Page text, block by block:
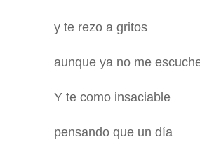
y te rezo a gritos
aunque ya no me
Y te como insaciable
pensando que un día